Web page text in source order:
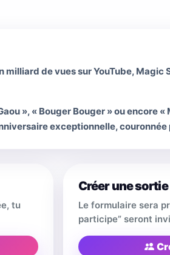
milliard de vues sur YouTube,
», « Bouger Bouger » ou encore
exceptionnelle, couronnée
tu
Créer une
Le formulaire sera
participe” seront